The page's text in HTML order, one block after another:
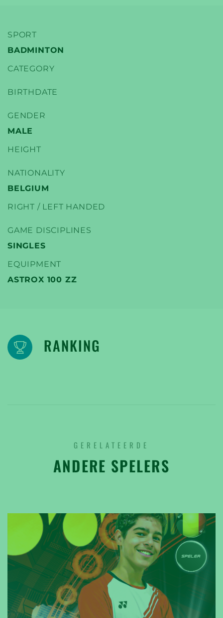
YONEX
TENNIS SPELERS
SPORT
BADMINTON
CATEGORY
BIRTHDATE
GENDER
MALE
HEIGHT
NATIONALITY
BELGIUM
RIGHT / LEFT HANDED
GAME DISCIPLINES
SINGLES
EQUIPMENT
ASTROX 100 ZZ
RANKING
GERELATEERDE
ANDERE SPELERS